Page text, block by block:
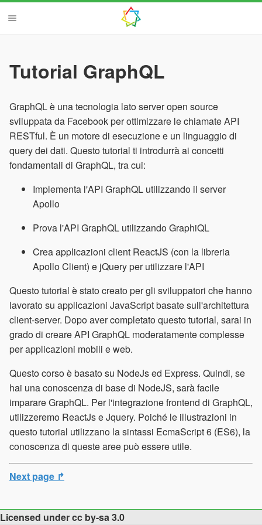
Tutorial GraphQL
GraphQL è una tecnologia lato server open source
sviluppata da Facebook per ottimizzare le chiamate API
RESTful. È un motore di esecuzione e un linguaggio di
query dei dati. Questo tutorial ti introdurrà ai concetti
fondamentali di GraphQL, tra cui:
Implementa l'API GraphQL utilizzando il server
Apollo
Prova l'API GraphQL utilizzando GraphiQL
Crea applicazioni client ReactJS (con la libreria
Apollo Client) e jQuery per utilizzare l'API
Questo tutorial è stato creato per gli sviluppatori che hanno
lavorato su applicazioni JavaScript basate sull'architettura
client-server. Dopo aver completato questo tutorial, sarai in
grado di creare API GraphQL moderatamente complesse
per applicazioni mobili e web.
Questo corso è basato su NodeJs ed Express. Quindi, se
hai una conoscenza di base di NodeJS, sarà facile
imparare GraphQL. Per l'integrazione frontend di GraphQL,
utilizzeremo ReactJs e Jquery. Poiché le illustrazioni in
questo tutorial utilizzano la sintassi EcmaScript 6 (ES6), la
conoscenza di queste aree può essere utile.
Next page ↱
Licensed under cc by-sa 3.0